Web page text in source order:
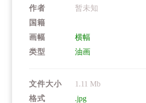
作者
暂未知
国籍
画幅
横幅
类型
油画
文件大小
1.11 Mb
格式
.jpg